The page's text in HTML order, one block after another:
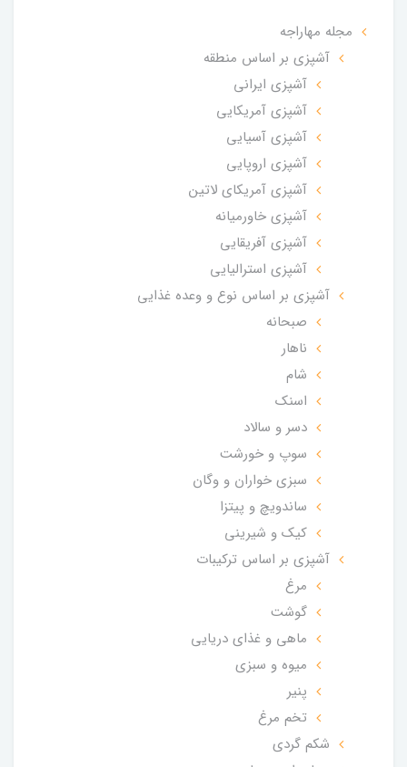
مجله مهاراجه
آشپزی بر اساس منطقه
آشپزی ایرانی
آشپزی آمریکایی
آشپزی آسیایی
آشپزی اروپایی
آشپزی آمریکای لاتین
آشپزی خاورمیانه
آشپزی آفریقایی
آشپزی استرالیایی
آشپزی بر اساس نوع و وعده غذایی
صبحانه
ناهار
شام
اسنک
دسر و سالاد
سوپ و خورشت
سبزی خواران و وگان
ساندویچ و پیتزا
کیک و شیرینی
آشپزی بر اساس ترکیبات
مرغ
گوشت
ماهی و غذای دریایی
میوه و سبزی
پنیر
تخم مرغ
شکم گردی